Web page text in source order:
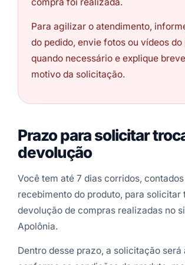
Para agilizar o atendimento,
do pedido, envie fotos ou vídeos do
quando necessário e explique
motivo da solicitação.
Prazo para solicitar
devolução
Você tem até 7 dias corridos,
recebimento do produto, para solicitar
devolução de compras realizadas no
Apolônia.
Dentro desse prazo, a solicitação será